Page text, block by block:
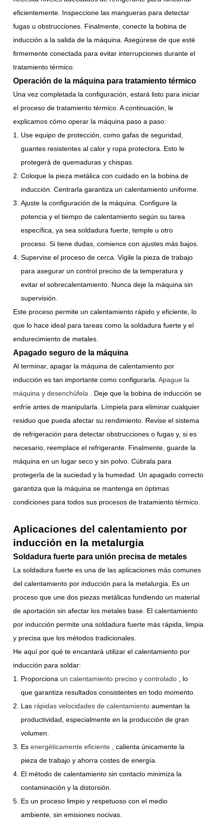
eficientemente. Inspeccione las mangueras para detectar
fugas u obstrucciones. Finalmente, conecte la bobina de
inducción a la salida de la máquina. Asegúrese de que esté
firmemente conectada para evitar interrupciones durante el
tratamiento térmico.
Operación de la máquina para tratamiento térmico
Una vez completada la configuración, estará listo para iniciar
el proceso de tratamiento térmico. A continuación, le
explicamos cómo operar la máquina paso a paso:
Use equipo de protección, como gafas de seguridad,
guantes resistentes al calor y ropa protectora. Esto le
protegerá de quemaduras y chispas.
Coloque la pieza metálica con cuidado en la bobina de
inducción. Centrarla garantiza un calentamiento uniforme.
Ajuste la configuración de la máquina. Configure la
potencia y el tiempo de calentamiento según su tarea
específica, ya sea soldadura fuerte, temple u otro
proceso. Si tiene dudas, comience con ajustes más bajos.
Supervise el proceso de cerca. Vigile la pieza de trabajo
para asegurar un control preciso de la temperatura y
evitar el sobrecalentamiento. Nunca deje la máquina sin
supervisión.
Este proceso permite un calentamiento rápido y eficiente, lo
que lo hace ideal para tareas como la soldadura fuerte y el
endurecimiento de metales.
Apagado seguro de la máquina
Al terminar, apagar la máquina de calentamiento por
inducción es tan importante como configurarla. Apague la
máquina y desenchúfela
. Deje que la bobina de inducción se
enfríe antes de manipularla. Límpiela para eliminar cualquier
residuo que pueda afectar su rendimiento. Revise el sistema
de refrigeración para detectar obstrucciones o fugas y, si es
necesario, reemplace el refrigerante. Finalmente, guarde la
máquina en un lugar seco y sin polvo. Cúbrala para
protegerla de la suciedad y la humedad. Un apagado correcto
garantiza que la máquina se mantenga en óptimas
condiciones para todos sus procesos de tratamiento térmico.
Aplicaciones del calentamiento por
inducción en la metalurgia
Soldadura fuerte para unión precisa de metales
La soldadura fuerte es una de las aplicaciones más comunes
del calentamiento por inducción para la metalurgia. Es un
proceso que une dos piezas metálicas fundiendo un material
de aportación sin afectar los metales base. El calentamiento
por inducción permite una soldadura fuerte más rápida, limpia
y precisa que los métodos tradicionales.
He aquí por qué te encantará utilizar el calentamiento por
inducción para soldar:
Proporciona un calentamiento preciso y controlado
, lo
que garantiza resultados consistentes en todo momento.
Las rápidas velocidades de calentamiento aumentan la
productividad, especialmente en la producción de gran
volumen.
Es energéticamente eficiente
, calienta únicamente la
pieza de trabajo y ahorra costes de energía.
El método de calentamiento sin contacto minimiza la
contaminación y la distorsión.
Es un proceso limpio y respetuoso con el medio
ambiente, sin emisiones nocivas.